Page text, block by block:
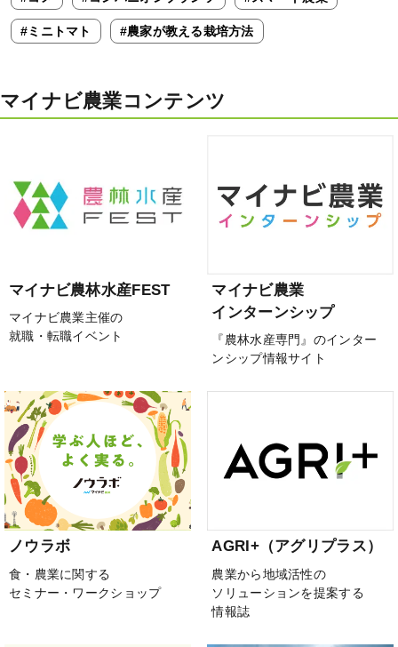
#ミニトマト #農家が教える栽培方法
マイナビ農業コンテンツ
マイナビ農林水産FEST
マイナビ農業主催の
就職・転職イベント
マイナビ農業
インターンシップ
『農林水産専門』のインター
ンシップ情報サイト
ノウラボ
食・農業に関する
セミナー・ワークショップ
AGRI+（アグリプラス）
農業から地域活性の
ソリューションを提案する
情報誌